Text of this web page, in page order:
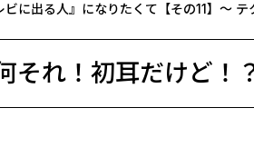
ビに出る人』になりたくて【その11】～
それ！初耳だけど！